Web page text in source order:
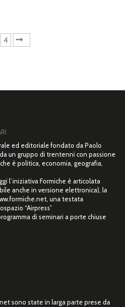
4
ed editoriale fondato da Paolo
un gruppo di trentenni con passione
è politica, economia, geografia,
l’iniziativa Formiche è articolata
anche in versione elettronica), la
una testata
“Airpress”
di seminari a porte chiuse
sono state in larga parte prese da